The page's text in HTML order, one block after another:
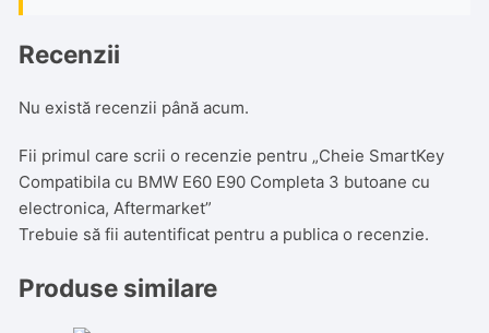
Recenzii
Nu există recenzii până acum.
Fii primul care scrii o recenzie pentru „Cheie SmartKey
Compatibila cu BMW E60 E90 Completa 3 butoane cu
electronica, Aftermarket”
Trebuie să fiiautentificat pentru a publica o recenzie.
Produse similare